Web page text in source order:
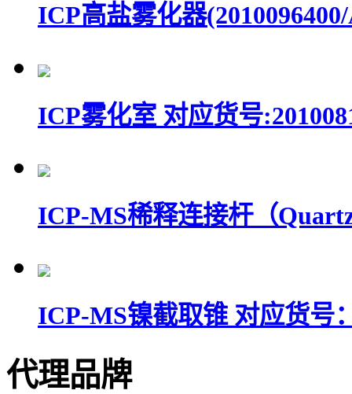
ICP高盐雾化器
ICP雾化室 对应货号
ICP-MS稀释连接杆（
ICP-MS镍截取锥 对应货号
代理品牌